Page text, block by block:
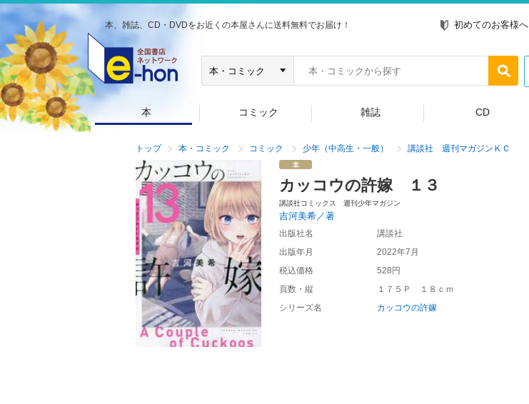
本、雑誌、CD・DVDをお近くの本屋さんに送料無料でお届け！ 初めてのお客様へ
本 コミック 雑誌 CD
トップ 本・コミック コミック 少年（中高生・一般） 講談社 週刊マガジンＫＣ
カッコウの許嫁 １３
講談社コミックス 週刊少年マガジン
吉河美希／著
出版社名
講談社
出版年月
2022年7月
税込価格
528円
頁数・縦
１７５Ｐ １８ｃｍ
シリーズ名
カッコウの許嫁